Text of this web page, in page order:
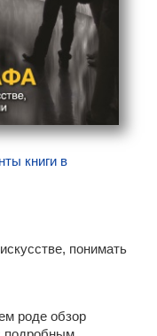
книги в
понимать
роде обзор